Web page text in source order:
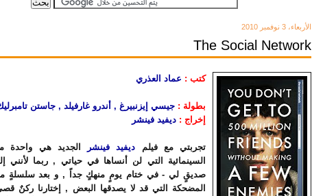
الأربعاء، 3 نوفمبر 2010
The Social Network
كتب : عماد العذري
بطولة : جيسي إيزنبيرغ , أندرو غارفيلد , جاستن
إخراج : ديفيد فينشر
تجربتي مع فيلم ديفيد فينشر
الجديد هي واحدة
السينمائية التي لن أنساها في حياتي , ربما لأنني
صديقٍ لي - في ختام يومٍ منهكٍ جداً , و بعد سلسلةٍ
المضحكة التي قد لا يصدقها البعض , إختارنا ركنٌ